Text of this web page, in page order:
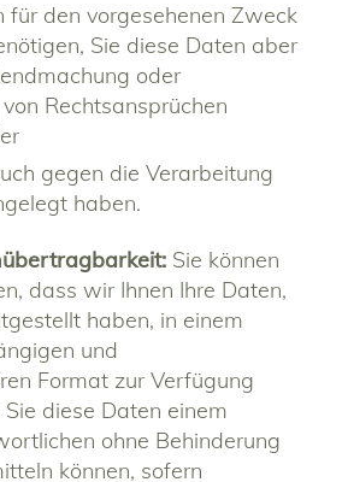
für den vorgesehenen Zweck
Sie diese Daten aber
oder
Rechtsansprüchen
gegen die Verarbeitung
haben.
Sie können
dass wir Ihnen Ihre Daten,
haben, in einem
und
Format zur Verfügung
diese Daten einem
ohne Behinderung
können, sofern